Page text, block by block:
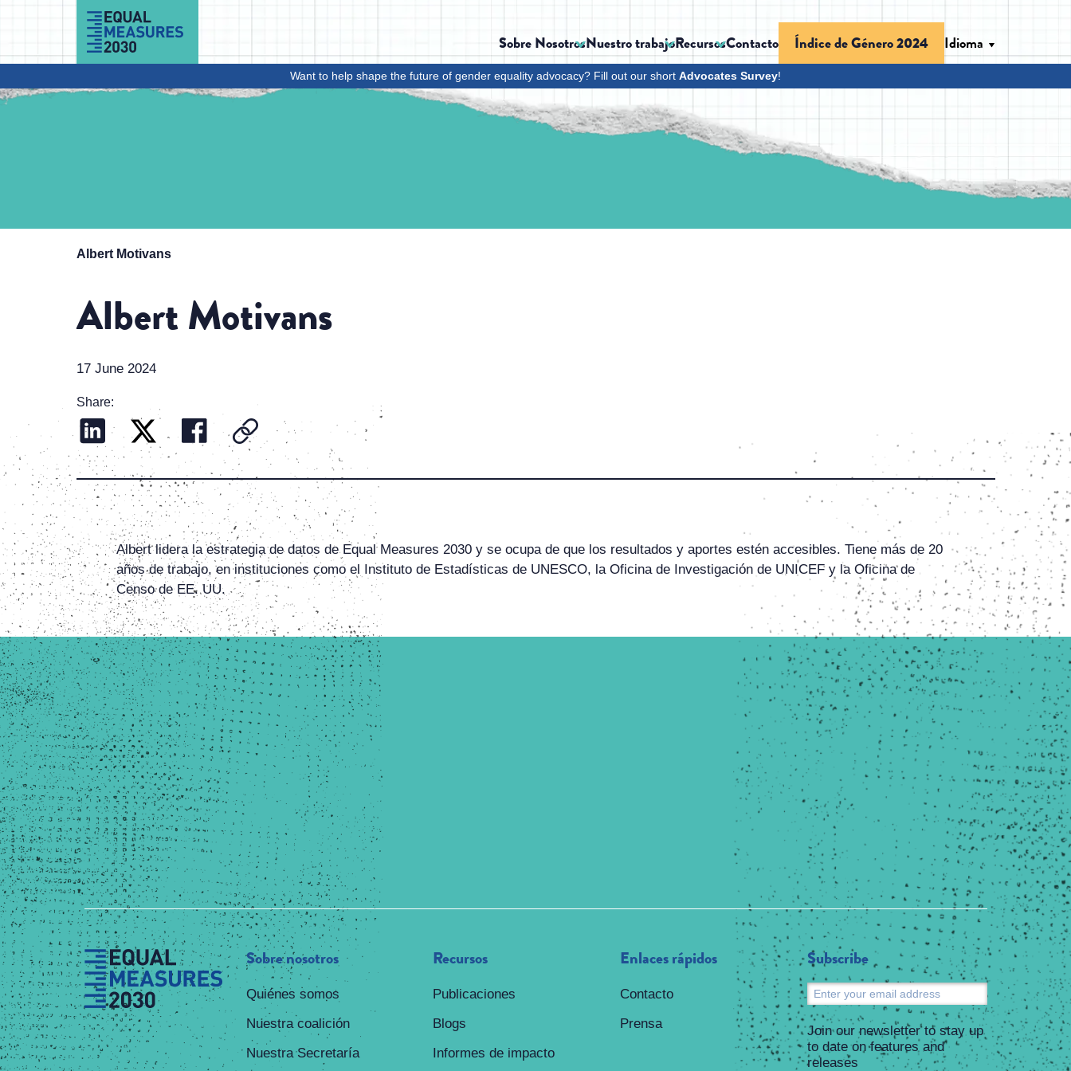
Skip to Content
Sobre NosotrosNuestro trabajoRecursosContacto Índice de Género 2024 Idioma
Want to help shape the future of gender equality advocacy? Fill out our short Advocates Survey!
Albert Motivans
Albert Motivans
17 June 2024
Share:
Albert lidera la estrategia de datos de Equal Measures 2030 y se ocupa de que los resultados y aportes estén accesibles. Tiene más de 20
años de trabajo, en instituciones como el Instituto de Estadísticas de UNESCO, la Oficina de Investigación de UNICEF y la Oficina de
Censo de EE. UU.
Sobre nosotros
Quiénes somos
Nuestra coalición
Nuestra Secretaría
Recursos
Publicaciones
Blogs
Informes de impacto
Enlaces rápidos
Contacto
Prensa
Subscribe
Submit
Join our newsletter to stay up
to date on features and
releases